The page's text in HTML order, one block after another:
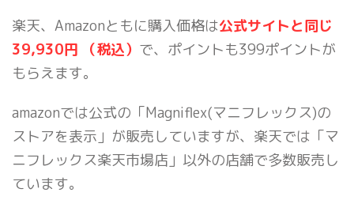
楽天、Amazonともに購入価格は公式サイトと同じ
39,930円 （税込） で、ポイントも399ポイントが
もらえます。
amazonでは公式の「Magniflex(マニフレックス)の
ストアを表示」が販売していますが、楽天では「マ
ニフレックス楽天市場店」以外の店舗で多数販売し
ています。